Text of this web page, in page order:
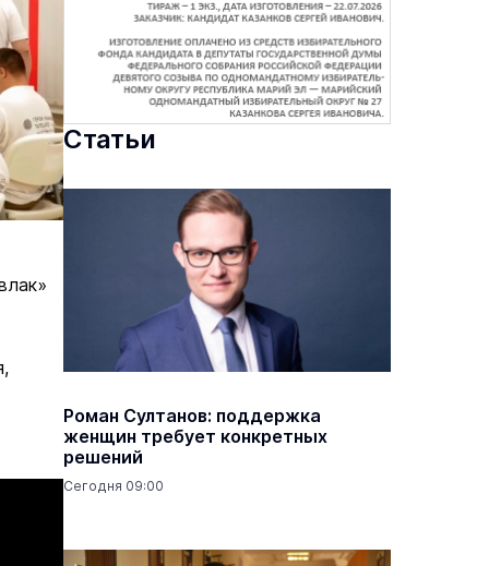
Статьи
Роман Султанов: поддержка
женщин требует конкретных
решений
Сегодня 09:00